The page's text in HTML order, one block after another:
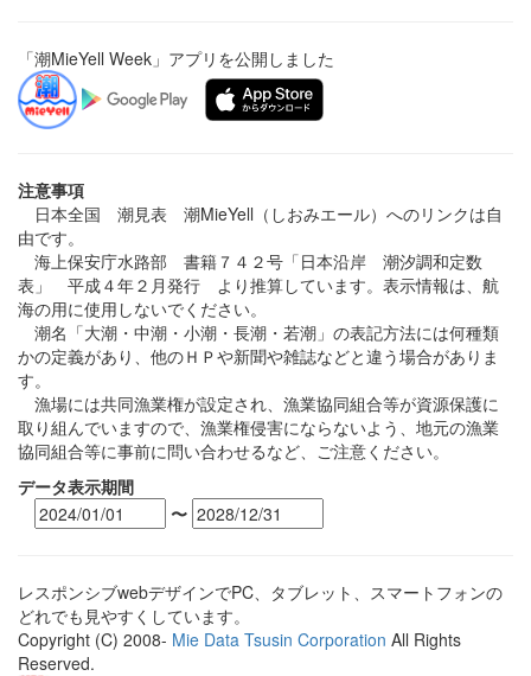
「潮MieYell Week」アプリを公開しました
注意事項
日本全国 潮見表 潮MieYell（しおみエール）へのリンクは自
由です。
海上保安庁水路部 書籍７４２号「日本沿岸 潮汐調和定数
表」 平成４年２月発行 より推算しています。表示情報は、航
海の用に使用しないでください。
潮名「大潮・中潮・小潮・長潮・若潮」の表記方法には何種類
かの定義があり、他のＨＰや新聞や雑誌などと違う場合がありま
す。
漁場には共同漁業権が設定され、漁業協同組合等が資源保護に
取り組んでいますので、漁業権侵害にならないよう、地元の漁業
協同組合等に事前に問い合わせるなど、ご注意ください。
データ表示期間
〜
レスポンシブwebデザインでPC、タブレット、スマートフォンの
どれでも見やすくしています。
Copyright (C) 2008- Mie Data Tsusin Corporation All Rights
Reserved.